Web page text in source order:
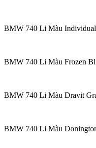
BMW 740 Li Màu
BMW 740 Li Màu Frozen
BMW 740 Li Màu Dravit
BMW 740 Li Màu